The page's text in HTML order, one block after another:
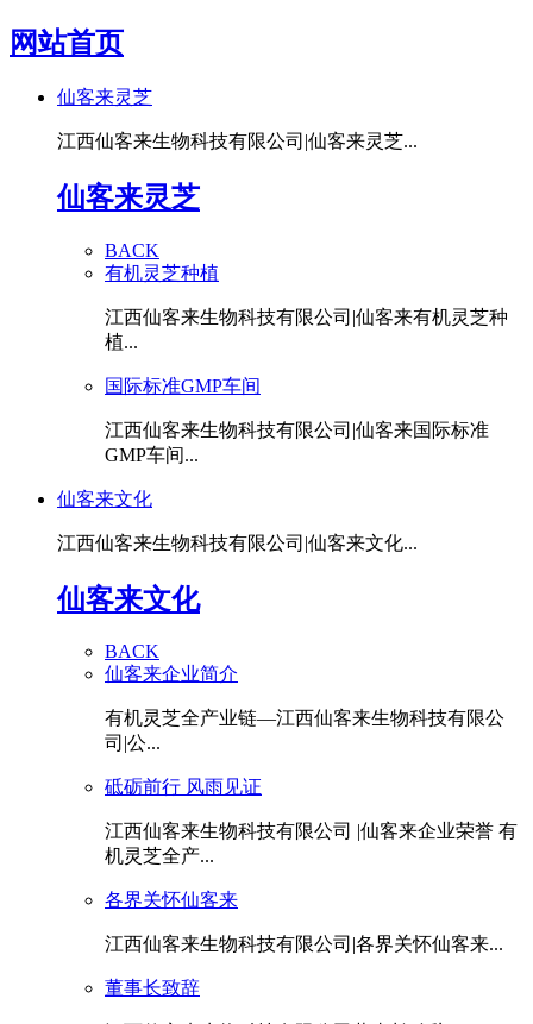
网站首页
仙客来灵芝
江西仙客来生物科技有限公司|仙客来灵芝...
仙客来灵芝
BACK
有机灵芝种植
江西仙客来生物科技有限公司|仙客来有机灵芝种
植...
国际标准GMP车间
江西仙客来生物科技有限公司|仙客来国际标准
GMP车间...
仙客来文化
江西仙客来生物科技有限公司|仙客来文化...
仙客来文化
BACK
仙客来企业简介
有机灵芝全产业链—江西仙客来生物科技有限公
司|公...
砥砺前行 风雨见证
江西仙客来生物科技有限公司 |仙客来企业荣誉 有
机灵芝全产...
各界关怀仙客来
江西仙客来生物科技有限公司|各界关怀仙客来...
董事长致辞